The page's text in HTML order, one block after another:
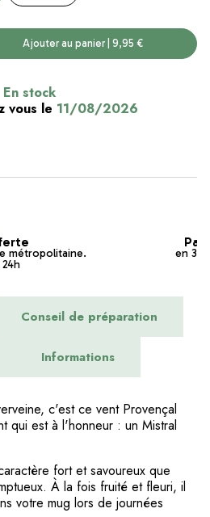
Ajouter au panier | 9,95 €
En stock
vous le 11/08/2026
métropolitaine.
en 3x
Conseil de préparation
Informations
c'est ce vent Provençal
qui est à l'honneur : un Mistral
fort et savoureux que
À la fois fruité et fleuri, il
votre mug lors de journées